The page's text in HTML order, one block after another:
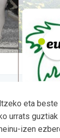
eta beste
urrats
izen